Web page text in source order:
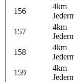
156
4km
157
4km
158
4km
159
4km